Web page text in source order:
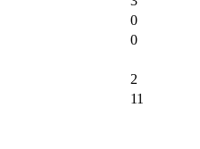
0
0
2
11